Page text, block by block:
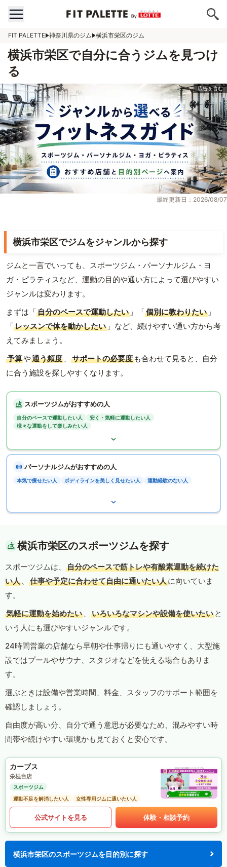
FIT PALETTE 神奈川県のジム 横浜市栄区のジム
横浜市栄区で自分に合うジムを見つけ
る
最終更新日：2026/08/07
横浜市栄区でジムをジャンルから探す
ジムと一言でいっても、スポーツジム・パーソナルジム・ヨ
ガ・ピラティスなど、運動の目的や通い方によって選びやすい
ジャンルは変わります。
まずは「自分のペースで運動したい 」「個別に教わりたい 」
「レッスンで体を動かしたい 」など、続けやすい通い方から考
えてみましょう。
予算や通う頻度 、 サポートの必要度 も合わせて見ると、自分
に合う施設を探しやすくなります。
スポーツジムがおすすめの人
自分のペースで運動したい人
安く・気軽に運動したい人
様々な運動をして楽しみたい人
パーソナルジムがおすすめの人
本気で痩せたい人 ボディラインを美しく見せたい人 運動経験のない人
横浜市栄区のスポーツジムを探す
スポーツジムは、
自分のペースで筋トレや有酸素運動を続けた
い人 、 仕事や予定に合わせて自由に通いたい人に向いていま
す。
気軽に運動を始めたい 、 いろいろなマシンや設備を使いたい と
いう人にも選びやすいジャンルです。
24時間営業の店舗なら早朝や仕事帰りにも通いやすく、大型施
設ではプールやサウナ、スタジオなどを使える場合もありま
す。
選ぶときは設備や営業時間、料金、スタッフのサポート範囲を
確認しましょう。
自由度が高い分、自分で通う意思が必要なため、混みやすい時
間帯や続けやすい環境かも見ておくと安心です。
カーブス
栄桂台店
スポーツジム
運動不足を解消したい人
女性専用ジムに通いたい人
公式サイトを見る 体験・相談予約
横浜市栄区のスポーツジムを目的別に探す